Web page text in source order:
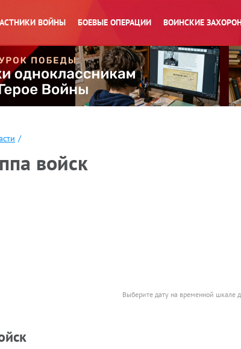
ВОЙНЫ БОЕВЫЕ ОПЕРАЦИИ ВОИНСКИЕ
/
войск
Выберите дату на временной шкале